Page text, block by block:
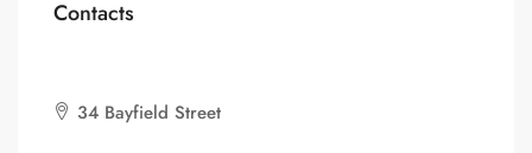
Contacts
34 Bayfield Street